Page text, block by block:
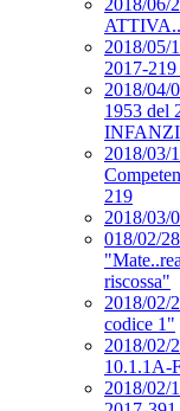
2018/06/
2018/05/
2017-
2018/
1953 del
2018/03/
219
2018/03/
018/02/
riscossa"
2018/
codice 1"
2018/
10.1.1A-
2018/02/